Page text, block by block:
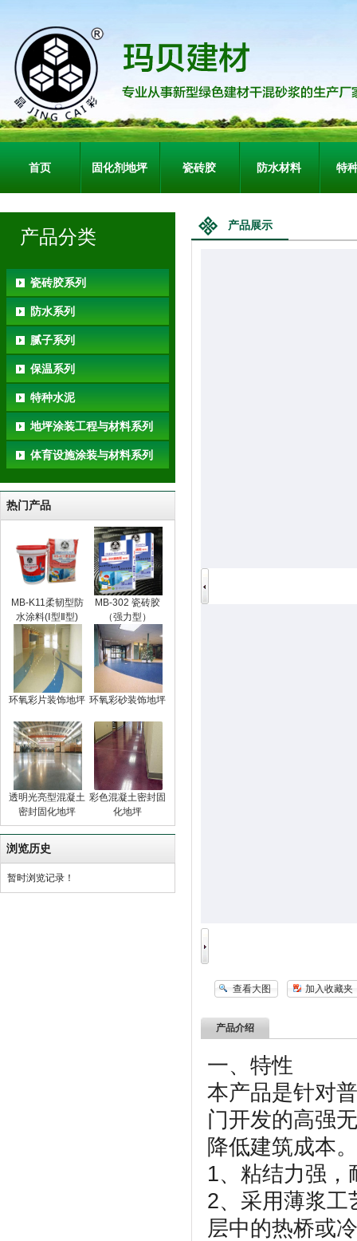
首页 固化剂地坪 瓷砖胶 防水材料 特
产品分类
瓷砖胶系列
防水系列
腻子系列
保温系列
特种水泥
地坪涂装工程与材料系列
体育设施涂装与材料系列
热门产品
MB-K11柔韧型防
水涂料(Ⅰ型Ⅱ型)
MB-302 瓷砖胶
（强力型）
环氧彩片装饰地坪 环氧彩砂装饰地坪
透明光亮型混凝土
密封固化地坪
彩色混凝土密封固
化地坪
浏览历史
暂时浏览记录！
产品展示
查看大图 加入收藏夹
产品介绍
一、特性
本产品是针对
门开发的高强
降低建筑成本。
1、粘结力强，
2、采用薄浆工
层中的热桥或